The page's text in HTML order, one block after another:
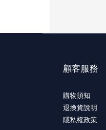
顧客服務
購物須知
退換貨說明
隱私權政策